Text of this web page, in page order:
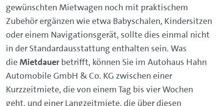
gewünschten Mietwagen noch mit praktischem
Zubehör ergänzen wie etwa Babyschalen, Kindersitzen
oder einem Navigationsgerät, sollte dies einmal nicht
in der Standardausstattung enthalten sein. Was
dieMietdauer betrifft, können Sie im Autohaus Hahn
Automobile GmbH & Co. KG zwischen einer
Kurzzeitmiete, die von einem Tag bis vier Wochen
geht, und einer Langzeitmiete, die über diesen